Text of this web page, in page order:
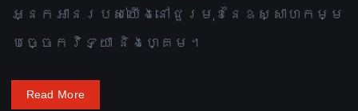
អ្នកអានរបស់យើងនៅជួរមុខនៃឧស្សាហកម្ម
បច្ចេកវិទ្យា និងហ្គេម។
Read More